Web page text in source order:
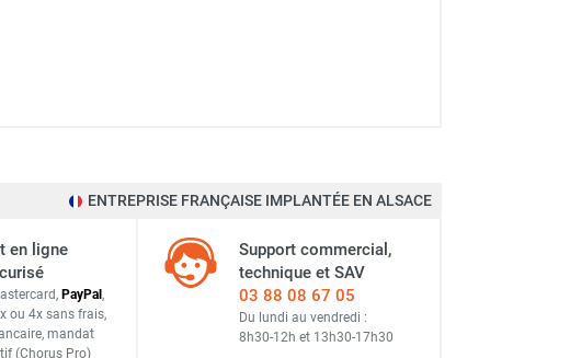
ENTREPRISE FRANÇAISE IMPLANTÉE EN ALSACE
en ligne
PayPal ,
ou 4x sans frais,
, mandat
(Chorus Pro)
Support commercial,
technique et SAV
03 88 08 67 05
Du lundi au vendredi :
8h30-12h et 13h30-17h30